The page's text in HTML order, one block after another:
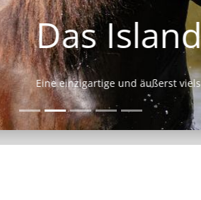
und äußerst vielseitige